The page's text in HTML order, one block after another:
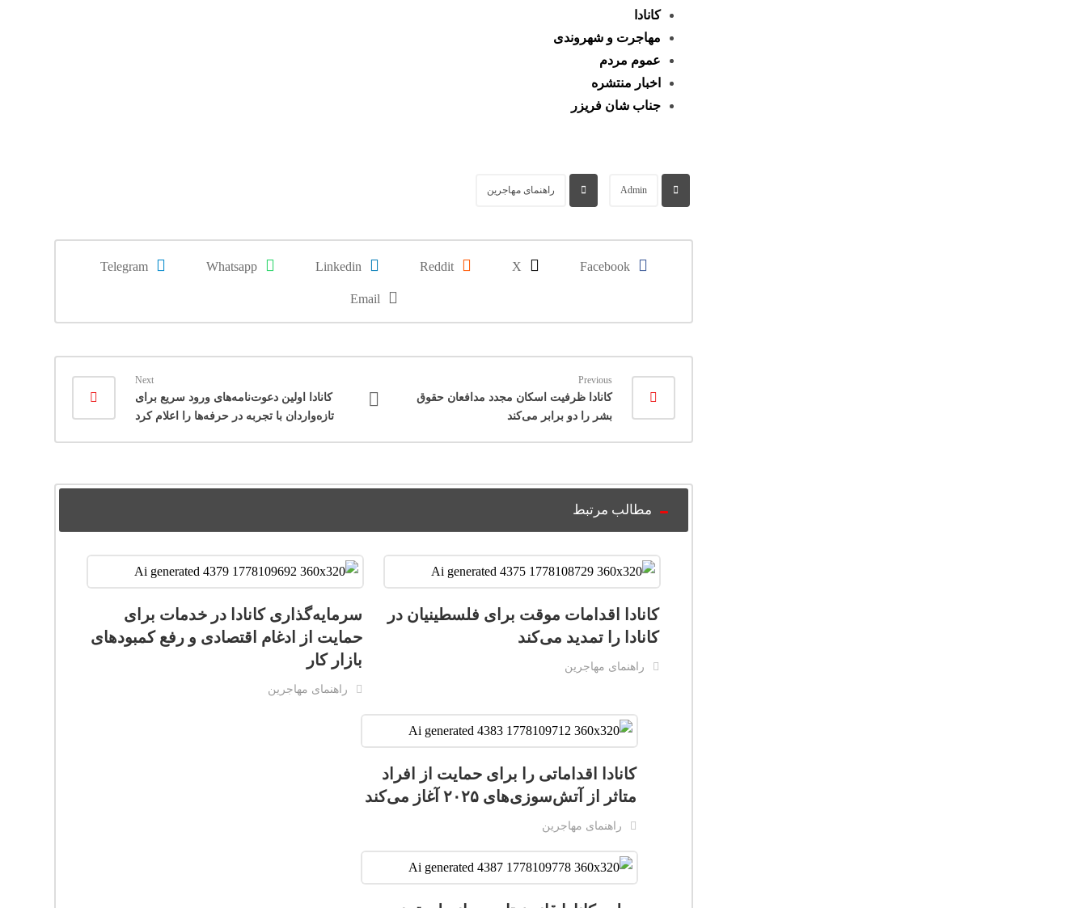
کانادا
مهاجرت و شهروندی
عموم مردم
اخبار منتشره
جناب شان فریزر
Admin راهنمای مهاجرین
Facebook
X
Reddit
Linkedin
Whatsapp
Telegram
Email
Previous
کانادا ظرفیت اسکان مجدد مدافعان حقوق
بشر را دو برابر می‌کند
Next
کانادا اولین دعوت‌نامه‌های ورود سریع برای
تازه‌واردان با تجربه در حرفه‌ها را اعلام کرد
مطالب مرتبط
کانادا اقدامات موقت برای فلسطینیان در
کانادا را تمدید می‌کند
راهنمای مهاجرین
سرمایه‌گذاری کانادا در خدمات برای
حمایت از ادغام اقتصادی و رفع کمبودهای
بازار کار
راهنمای مهاجرین
کانادا اقداماتی را برای حمایت از افراد
متاثر از آتش‌سوزی‌های ۲۰۲۵ آغاز می‌کند
راهنمای مهاجرین